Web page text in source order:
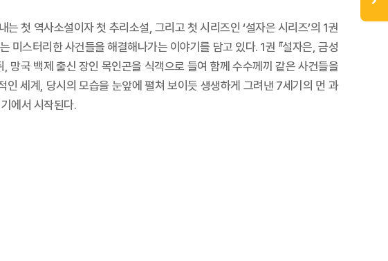
첫 역사소설이자 첫 추리소설, 그리고 첫 시리즈인 ‘설자은 시리즈’의 1권
미스터리한 사건들을 해결해나가는 이야기를 담고 있다. 1권 『설자은, 금성
망국 백제 출신 장인 목인곤을 식객으로 들여 함께 수수께끼 같은 사건들을
세계, 당시의 모습을 눈앞에 펼쳐 보이듯 생생하게 그려낸 7세기의 먼 과
에서 시작된다.